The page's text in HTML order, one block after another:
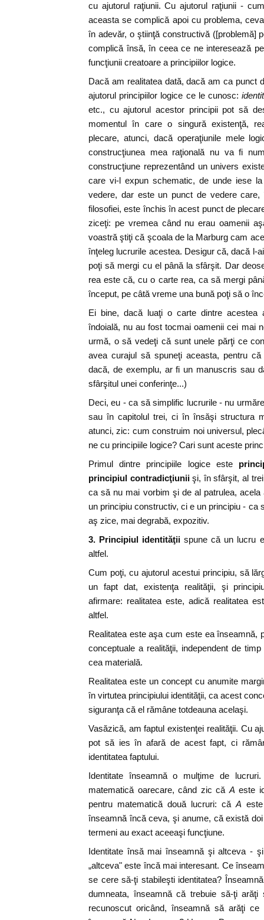
cu ajutorul raţiunii. Cu ajutorul raţiunii -
aceasta se complică apoi cu problema,
în adevăr, o ştiinţă constructivă ([problemă]
complică însă, în ceea ce ne interesează
funcţiunii creatoare a principiilor logice.
Dacă am realitatea dată, dacă am ca punct
ajutorul principiilor logice ce le cunosc:
etc., cu ajutorul acestor principii pot să
momentul în care o singură existenţă,
plecare, atunci, dacă operaţiunile mele
construcţiunea mea raţională nu va fi
construcţiune reprezentând un univers
care vi-l expun schematic, de unde iese
vedere, dar este un punct de vedere
filosofiei, este închis în acest punct de
ziceţi: pe vremea când nu erau oamenii
voastră ştiţi că şcoala de la Marburg cam
înţeleg lucrurile acestea. Desigur că, dacă l-
poţi să mergi cu el până la sfârşit. Dar
rea este că, cu o carte rea, ca să mergi
început, pe câtă vreme una bună poţi să o
Ei bine, dacă luaţi o carte dintre acestea
îndoială, nu au fost tocmai oamenii cei mai
urmă, o să vedeţi că sunt unele părţi ce
avea curajul să spuneţi aceasta, pentru
dacă, de exemplu, ar fi un manuscris sau
sfârşitul unei conferinţe...)
Deci, eu - ca să simplific lucrurile - nu
sau în capitolul trei, ci în însăşi structura
atunci, zic: cum construim noi universul,
ne cu principiile logice? Cari sunt aceste
Primul dintre principiile logice este
principiul contradicţiunii şi, în sfârşit, al
ca să nu mai vorbim şi de al patrulea,
un principiu constructiv, ci e un principiu - ca
aş zice, mai degrabă, expozitiv.
3. Principiul identităţii spune că un lucru
altfel.
Cum poţi, cu ajutorul acestui principiu, să
un fapt dat, existenţa realităţii, şi
afirmare: realitatea este, adică realitatea
altfel.
Realitatea este aşa cum este ea înseamnă,
conceptuale a realităţii, independent de
cea materială.
Realitatea este un concept cu anumite
în virtutea principiului identităţii, ca acest
siguranţa că el rămâne totdeauna acelaşi.
Vasăzică, am faptul existenţei realităţii. Cu
pot să ies în afară de acest fapt, ci
identitatea faptului.
Identitate înseamnă o mulţime de
matematică oarecare, când zic că A este
pentru matematică două lucruri: căA
înseamnă încă ceva, şi anume, că există
termeni au exact aceeaşi funcţiune.
Identitate însă mai înseamnă şi altceva -
„altceva" este încă mai interesant. Ce
se cere să-ţi stabileşti identitatea?
dumneata, înseamnă că trebuie să-ţi
recunoscut oricând, înseamnă să arăţi